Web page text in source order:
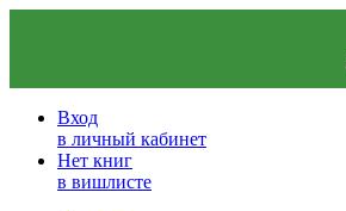
Вход
в личный кабинет
Нет книг
в вишлисте